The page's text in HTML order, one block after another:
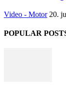
Video - Motor 20.
POPULAR